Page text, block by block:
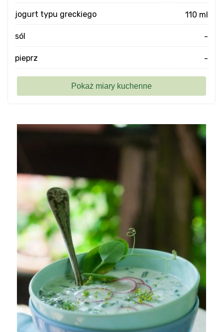
jogurt typu greckiego 110 ml
sól -
pieprz -